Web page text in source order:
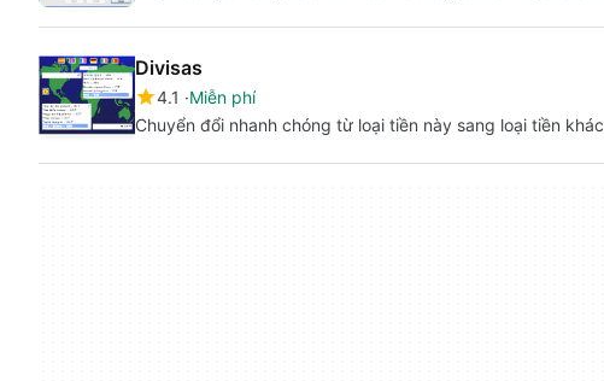
Divisas
4.1
Miễn phí
Chuyển đổi nhanh chóng từ loại tiền này sang loại tiền khác